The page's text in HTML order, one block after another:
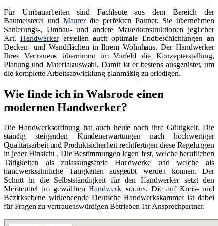
Für Umbauarbeiten sind Fachleute aus dem Bereich der
Baumeisterei und Maurerdie perfekten Partner. Sie übernehmen
Sanierungs-, Umbau- und andere Mauerkonstruktionen jeglicher
Art. Handwerkererstellen auch optimale Endbeschichtungen an
Decken- und Wandflächen in Ihrem Wohnhaus. Der Handwerker
Ihres Vertrauens übernimmt im Vorfeld die Konzepterstellung,
Planung und Materialauswahl. Damit ist er bestens ausgerüstet, um
die komplette Arbeitsabwicklung planmäßig zu erledigen.
Wie finde ich in Walsrode einen
modernen Handwerker?
Die Handwerksordnung hat auch heute noch ihre Gültigkeit. Die
ständig steigenden Kundenerwartungen nach hochwertiger
Qualitätsarbeit und Produktsicherheit rechtfertigen diese Regelungen
in jeder Hinsicht . Die Bestimmungen legen fest, welche beruflichen
Tätigkeiten als zulassungsfreie Handwerke und welche als
handwerksähnliche Tätigkeiten ausgeübt werden können. Der
Schritt in die Selbstständigkeit für den Handwerker setzt den
Meistertitel im gewähltenHandwerk voraus. Die auf Kreis- und
Bezirksebene wirkendende Deutsche Handwerkskammer ist dabei
für Fragen zu vertrauenswürdigen Betrieben Ihr Ansprechpartner.